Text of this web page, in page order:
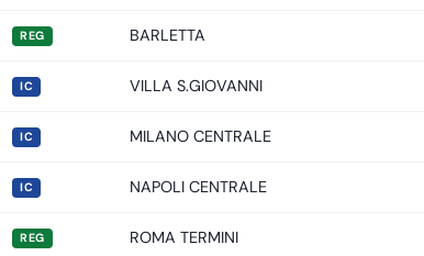
REG BARLETTA
IC VILLA S.GIOVANNI
IC MILANO CENTRALE
IC NAPOLI CENTRALE
REG ROMA TERMINI